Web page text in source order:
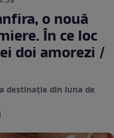
o nouă
În ce loc
doi amorezi /
destinație din luna de